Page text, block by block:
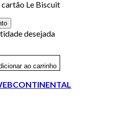
cartão Le Biscuit
desejada
ao carrinho